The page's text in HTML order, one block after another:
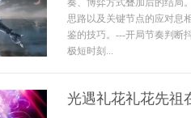
奏、博弈方式叠加后的结局
思路以及关键节点的应对息
鉴的技巧。---开局节奏判断
极短时刻...
光遇礼花礼花先祖